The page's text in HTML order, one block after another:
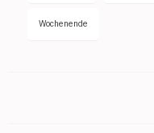
Wochenende